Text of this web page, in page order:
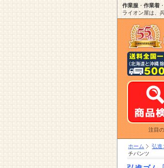
作業服 ・ 作業着 ・
ライオン屋は、
注目
ホーム 弘進
チパンツ